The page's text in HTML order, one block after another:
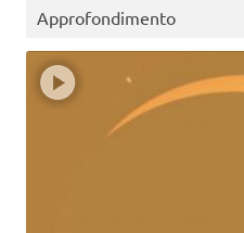
Approfondimento